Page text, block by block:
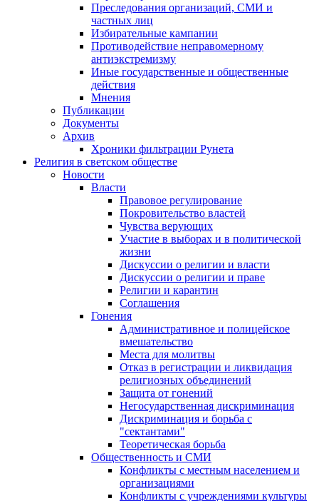
Преследования организаций, СМИ и
частных лиц
Избирательные кампании
Противодействие неправомерному
антиэкстремизму
Иные государственные и общественные
действия
Мнения
Публикации
Документы
Архив
Хроники фильтрации Рунета
Религия в светском обществе
Новости
Власти
Правовое регулирование
Покровительство властей
Чувства верующих
Участие в выборах и в политической
жизни
Дискуссии о религии и власти
Дискуссии о религии и праве
Религии и карантин
Соглашения
Гонения
Административное и полицейское
вмешательство
Места для молитвы
Отказ в регистрации и ликвидация
религиозных объединений
Защита от гонений
Негосударственная дискриминация
Дискриминация и борьба с
"сектантами"
Теоретическая борьба
Общественность и СМИ
Конфликты с местным населением и
организациями
Конфликты с учреждениями культуры